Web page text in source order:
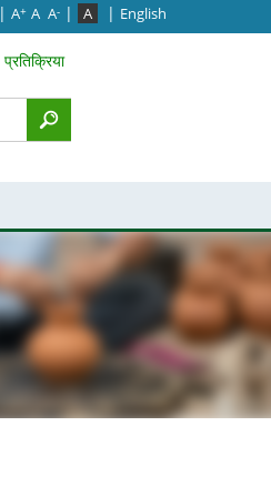
| A+ A A- | A | English
प्रतिक्रिया